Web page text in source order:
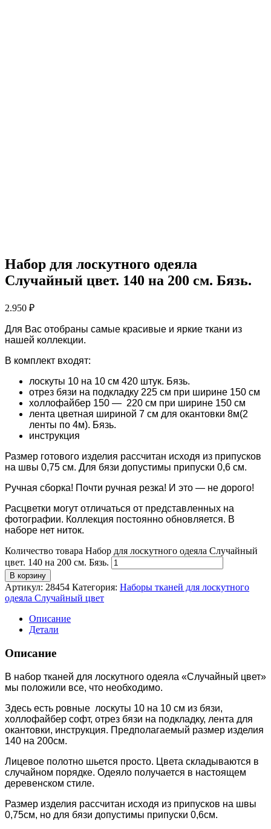
Набор для лоскутного одеяла
Случайный цвет. 140 на 200 см. Бязь.
2.950 ₽
Для Вас отобраны самые красивые и яркие ткани из
нашей коллекции.
В комплект входят:
лоскуты 10 на 10 см 420 штук. Бязь.
отрез бязи на подкладку 225 см при ширине 150 см
холлофайбер 150 — 220 см при ширине 150 см
лента цветная шириной 7 см для окантовки 8м(2
ленты по 4м). Бязь.
инструкция
Размер готового изделия рассчитан исходя из припусков
на швы 0,75 см. Для бязи допустимы припуски 0,6 см.
Ручная сборка! Почти ручная резка! И это — не дорого!
Расцветки могут отличаться от представленных на
фотографии. Коллекция постоянно обновляется. В
наборе нет ниток.
Количество товара Набор для лоскутного одеяла Случайный
цвет. 140 на 200 см. Бязь.
В корзину
Артикул: 28454 Категория: Наборы тканей для лоскутного
одеяла Случайный цвет
Описание
Детали
Описание
В набор тканей для лоскутного одеяла «Случайный цвет»
мы положили все, что необходимо.
Здесь есть ровные лоскуты 10 на 10 см из бязи,
холлофайбер софт, отрез бязи на подкладку, лента для
окантовки, инструкция. Предполагаемый размер изделия
140 на 200см.
Лицевое полотно шьется просто. Цвета складываются в
случайном порядке. Одеяло получается в настоящем
деревенском стиле.
Размер изделия рассчитан исходя из припусков на швы
0,75см, но для бязи допустимы припуски 0,6см.